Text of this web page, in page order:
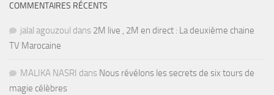
COMMENTAIRES RÉCENTS
jalal agouzoul dans 2M live , 2M en direct : La deuxième chaine
TV Marocaine
MALIKA NASRI dans Nous révélons les secrets de six tours de
magie célèbres